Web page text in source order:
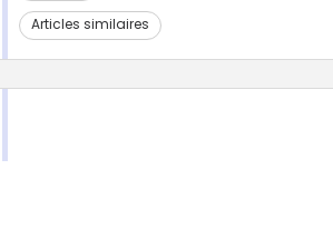
Articles similaires